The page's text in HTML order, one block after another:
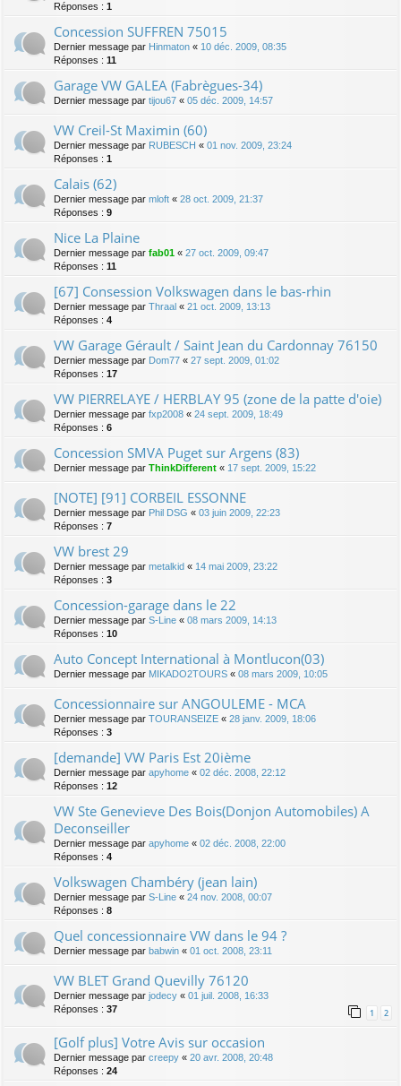
Réponses : 1
Concession SUFFREN 75015
Dernier message par Hinmaton « 10 déc. 2009, 08:35
Réponses : 11
Garage VW GALEA (Fabrègues-34)
Dernier message par tijou67 « 05 déc. 2009, 14:57
VW Creil-St Maximin (60)
Dernier message par RUBESCH « 01 nov. 2009, 23:24
Réponses : 1
Calais (62)
Dernier message par mloft « 28 oct. 2009, 21:37
Réponses : 9
Nice La Plaine
Dernier message par fab01 « 27 oct. 2009, 09:47
Réponses : 11
[67] Consession Volkswagen dans le bas-rhin
Dernier message par Thraal « 21 oct. 2009, 13:13
Réponses : 4
VW Garage Gérault / Saint Jean du Cardonnay 76150
Dernier message par Dom77 « 27 sept. 2009, 01:02
Réponses : 17
VW PIERRELAYE / HERBLAY 95 (zone de la patte d'oie)
Dernier message par fxp2008 « 24 sept. 2009, 18:49
Réponses : 6
Concession SMVA Puget sur Argens (83)
Dernier message par ThinkDifferent « 17 sept. 2009, 15:22
[NOTE] [91] CORBEIL ESSONNE
Dernier message par Phil DSG « 03 juin 2009, 22:23
Réponses : 7
VW brest 29
Dernier message par metalkid « 14 mai 2009, 23:22
Réponses : 3
Concession-garage dans le 22
Dernier message par S-Line « 08 mars 2009, 14:13
Réponses : 10
Auto Concept International à Montlucon(03)
Dernier message par MIKADO2TOURS « 08 mars 2009, 10:05
Concessionnaire sur ANGOULEME - MCA
Dernier message par TOURANSEIZE « 28 janv. 2009, 18:06
Réponses : 3
[demande] VW Paris Est 20ième
Dernier message par apyhome « 02 déc. 2008, 22:12
Réponses : 12
VW Ste Genevieve Des Bois(Donjon Automobiles) A
Deconseiller
Dernier message par apyhome « 02 déc. 2008, 22:00
Réponses : 4
Volkswagen Chambéry (jean lain)
Dernier message par S-Line « 24 nov. 2008, 00:07
Réponses : 8
Quel concessionnaire VW dans le 94 ?
Dernier message par babwin « 01 oct. 2008, 23:11
VW BLET Grand Quevilly 76120
Dernier message par jodecy « 01 juil. 2008, 16:33
Réponses : 37 1 2
[Golf plus] Votre Avis sur occasion
Dernier message par creepy « 20 avr. 2008, 20:48
Réponses : 24